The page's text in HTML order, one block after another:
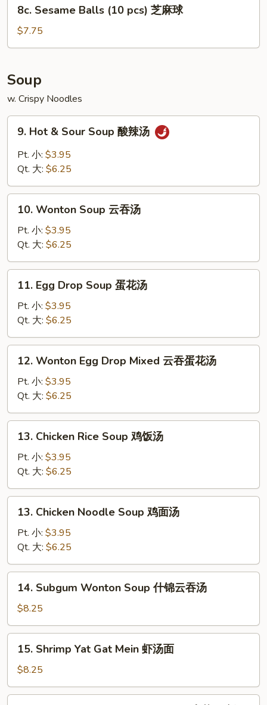
Sesame
Balls
(10
芝
麻
球
8c. Sesame Balls (10 pcs) 芝麻球
$7.75
Soup
w. Crispy Noodles
Hot
Sour
酸
9. Hot & Sour Soup 酸辣汤
Pt. 小: $3.95
Qt. 大: $6.25
Wonton
Soup
吞
汤
10. Wonton Soup 云吞汤
Pt. 小: $3.95
Qt. 大: $6.25
Egg
Drop
Soup
蛋
花
11. Egg Drop Soup 蛋花汤
Pt. 小: $3.95
Qt. 大: $6.25
Wonton
Egg
Drop
Mixed
云
12. Wonton Egg Drop Mixed 云吞蛋花汤
Pt. 小: $3.95
Qt. 大: $6.25
Chicken
Rice
Soup
鸡
饭
13. Chicken Rice Soup 鸡饭汤
Pt. 小: $3.95
Qt. 大: $6.25
Chicken
Noodle
Soup
鸡
面
13. Chicken Noodle Soup 鸡面汤
Pt. 小: $3.95
Qt. 大: $6.25
Subgum
Wonton
Soup
什
汤
14. Subgum Wonton Soup 什锦云吞汤
$8.25
Shrimp
Yat
Gat
Mein
15. Shrimp Yat Gat Mein 虾汤面
$8.25